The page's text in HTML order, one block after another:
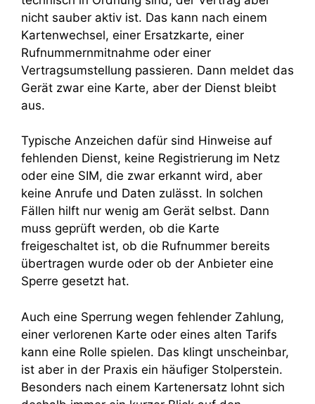
nicht sauber aktiv ist. Das kann nach einem
Kartenwechsel, einer Ersatzkarte, einer
Rufnummernmitnahme oder einer
Vertragsumstellung passieren. Dann meldet das
Gerät zwar eine Karte, aber der Dienst bleibt
aus.
Typische Anzeichen dafür sind Hinweise auf
fehlenden Dienst, keine Registrierung im Netz
oder eine SIM, die zwar erkannt wird, aber
keine Anrufe und Daten zulässt. In solchen
Fällen hilft nur wenig am Gerät selbst. Dann
muss geprüft werden, ob die Karte
freigeschaltet ist, ob die Rufnummer bereits
übertragen wurde oder ob der Anbieter eine
Sperre gesetzt hat.
Auch eine Sperrung wegen fehlender Zahlung,
einer verlorenen Karte oder eines alten Tarifs
kann eine Rolle spielen. Das klingt unscheinbar,
ist aber in der Praxis ein häufiger Stolperstein.
Besonders nach einem Kartenersatz lohnt sich